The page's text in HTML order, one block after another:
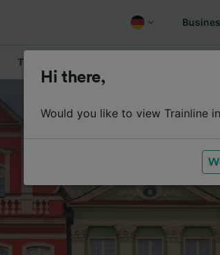
Tickets kaufen
Hi there,
Would you like to view Trainline